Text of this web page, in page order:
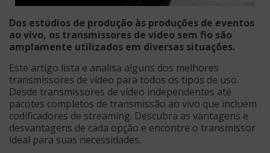
Dos estúdios de produção às produções de eventos
ao vivo, os transmissores de vídeo sem fio são
amplamente utilizados em diversas situações.
Este artigo lista e analisa alguns dos melhores
transmissores de vídeo para todos os tipos de uso.
Desde transmissores de vídeo independentes até
pacotes completos de transmissão ao vivo que incluem
codificadores de streaming. Descubra as vantagens e
desvantagens de cada opção e encontre o transmissor
ideal para suas necessidades.